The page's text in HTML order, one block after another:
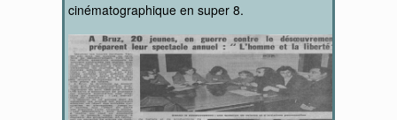
cinématographique en super 8.